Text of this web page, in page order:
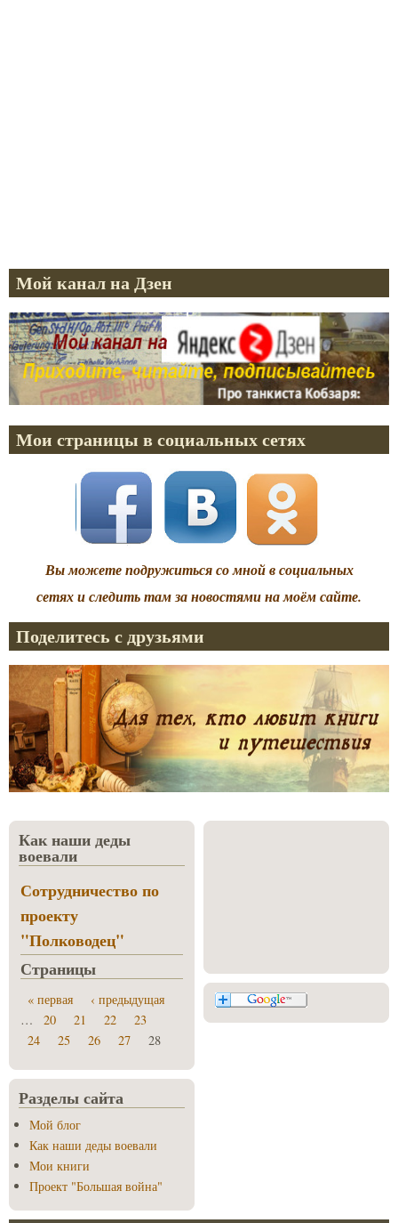
Мой канал на Дзен
Мои страницы в социальных сетях
Вы можете подружиться со мной в социальных
сетях и следить там за новостями на моём сайте.
Поделитесь с друзьями
Как наши деды
воевали
Сотрудничество по
проекту
"Полководец"
Страницы
« первая
‹ предыдущая
…
20 21 22
23
24
25 26 27 28
Разделы сайта
Мой блог
Как наши деды воевали
Мои книги
Проект "Большая война"